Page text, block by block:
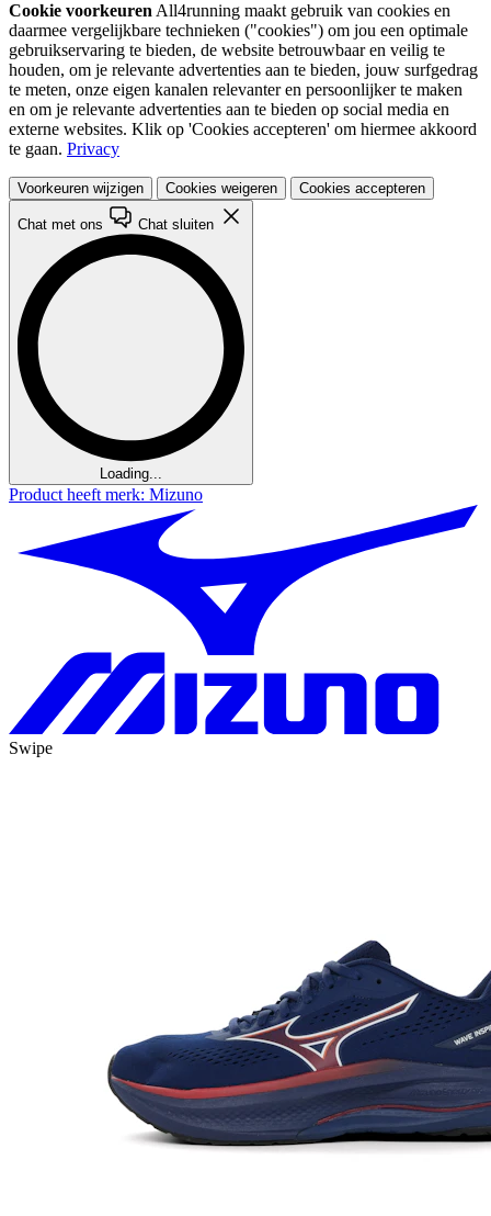
Cookie voorkeuren All4running maakt gebruik van cookies en
daarmee vergelijkbare technieken ("cookies") om jou een optimale
gebruikservaring te bieden, de website betrouwbaar en veilig te
houden, om je relevante advertenties aan te bieden, jouw surfgedrag
te meten, onze eigen kanalen relevanter en persoonlijker te maken
en om je relevante advertenties aan te bieden op social media en
externe websites. Klik op 'Cookies accepteren' om hiermee akkoord
te gaan. Privacy
Voorkeuren wijzigen Cookies weigeren Cookies accepteren
Chat met ons Chat sluiten
Loading...
Product heeft merk: Mizuno
Swipe